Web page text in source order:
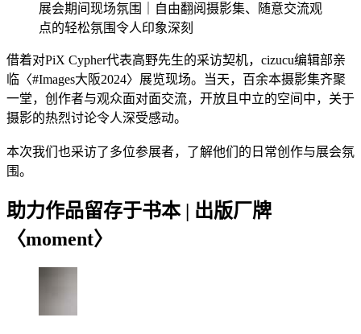
展会期间现场氛围｜自由翻阅摄影集、随意交流观
点的轻松氛围令人印象深刻
借着对PiX Cypher代表高野先生的采访契机，cizucu编辑部亲
临〈#Images大阪2024〉展览现场。当天，百余本摄影集齐聚
一堂，创作者与观众面对面交流，开放且中立的空间中，关于
摄影的热烈讨论令人深受感动。
本次我们也采访了多位参展者，了解他们的日常创作与展会氛
围。
助力作品留存于书本 | 出版厂牌
〈moment〉